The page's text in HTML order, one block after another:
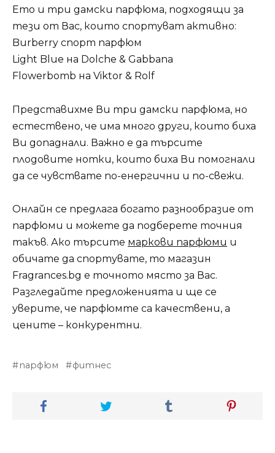
Ето и три дамски парфюма, подходящи за
тези от Вас, които спортуват активно:
Burberry спорт парфюм
Light Blue на Dolche & Gabbana
Flowerbomb на Viktor & Rolf
Представихме Ви три дамски парфюма, но
естествено, че има много други, които биха
Ви допаднали. Важно е да търсите
плодовите нотки, които биха Ви помогнали
да се чувствате по-енергични и по-свежи.
Онлайн се предлага богато разнообразие от
парфюми и можете да подберете точния
такъв. Ако търсите маркови парфюми и
обичате да спортувате, то магазин
Fragrances.bg е точното място за Вас.
Разгледайте предложенията и ще се
уверите, че парфюмте са качествени, а
цените – конкурентни.
парфюм фитнес